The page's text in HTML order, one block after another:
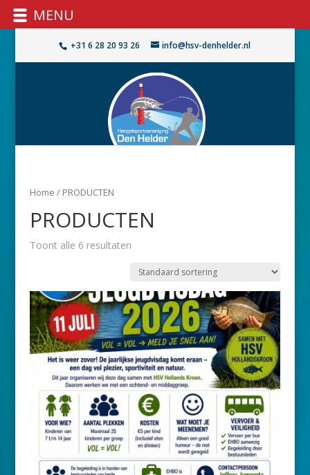
+31 6 28 20 93 26 info@hsv-denhelder.nl
Home / PRODUCTEN
PRODUCTEN
Toont alle 6 resultaten
MENU